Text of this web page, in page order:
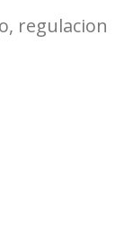
regulacion